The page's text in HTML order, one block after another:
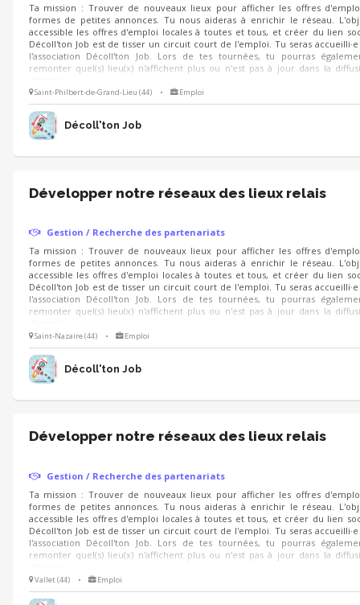
Ta mission : Trouver de nouveaux lieux pour afficher les offres
formes de petites annonces. Tu nous aideras à enrichir le réseau.
accessible les offres d'emploi locales à toutes et tous, et créer du lien
Décoll'ton Job est de tisser un circuit court de l'emploi. Tu seras
l'association Décoll'ton Job. Lors de tes tournées, tu pourras
remonter quel(s) lieu(x) n'affichent plus ou n'est pas à jour dans la
Saint-Philbert-de-Grand-Lieu (44) • Emploi
Décoll'ton Job
Développer notre réseaux des lieux relais
Gestion / Recherche des partenariats
Ta mission : Trouver de nouveaux lieux pour afficher les offres
formes de petites annonces. Tu nous aideras à enrichir le réseau.
accessible les offres d'emploi locales à toutes et tous, et créer du lien
Décoll'ton Job est de tisser un circuit court de l'emploi. Tu seras
l'association Décoll'ton Job. Lors de tes tournées, tu pourras
remonter quel(s) lieu(x) n'affichent plus ou n'est pas à jour dans la
Saint-Nazaire (44) • Emploi
Décoll'ton Job
Développer notre réseaux des lieux relais
Gestion / Recherche des partenariats
Ta mission : Trouver de nouveaux lieux pour afficher les offres
formes de petites annonces. Tu nous aideras à enrichir le réseau.
accessible les offres d'emploi locales à toutes et tous, et créer du lien
Décoll'ton Job est de tisser un circuit court de l'emploi. Tu seras
l'association Décoll'ton Job. Lors de tes tournées, tu pourras
remonter quel(s) lieu(x) n'affichent plus ou n'est pas à jour dans la
Vallet (44) • Emploi